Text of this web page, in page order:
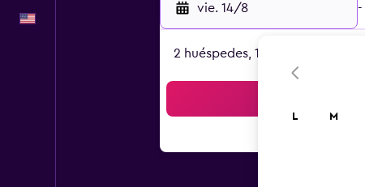
vie. 14/8 -
2 huéspedes, 1 habitación
L M